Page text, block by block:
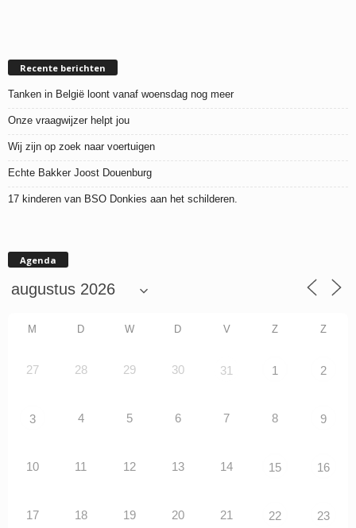
Recente berichten
Tanken in België loont vanaf woensdag nog meer
Onze vraagwijzer helpt jou
Wij zijn op zoek naar voertuigen
Echte Bakker Joost Douenburg
17 kinderen van BSO Donkies aan het schilderen.
Agenda
M D W D V Z Z
27 28 29 30 31 1 2
3 4 5 6 7 8 9
10 11 12 13 14 15 16
17 18 19 20 21 22 23